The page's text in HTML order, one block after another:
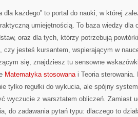
dla każdego” to portal do nauki, w której
umiejętnością. To baza wiedzy dla
oraz dla tych, którzy potrzebują
czy jesteś kursantem, wspierającym w
się, znajdziesz tu sensowne
Matematyka stosowanai Teoria sterowania.
tylko regułki do wykucia, ale spójny
wyczucie z warsztatem obliczeń. Zamiast
do zadawania pytań typu: dlaczego to